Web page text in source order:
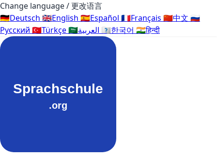
Change language / 更改语言
🇩🇪Deutsch 🇬🇧English 🇪🇸Español 🇫🇷Français 🇨🇳中文 🇷🇺
Русский 🇹🇷Türkçe🇸🇦 🇰🇷한국어 🇮🇳हिन्दी